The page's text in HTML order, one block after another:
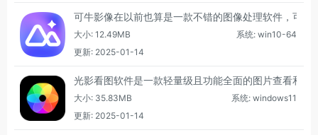
可牛影像在以前也算是一款不错的图像处理软件，可
大小: 12.49MB
系统: win10-64
更新: 2025-01-14
光影看图软件是一款轻量级且功能全面的图片查看和
大小: 35.83MB
系统: windows11
更新: 2025-01-14